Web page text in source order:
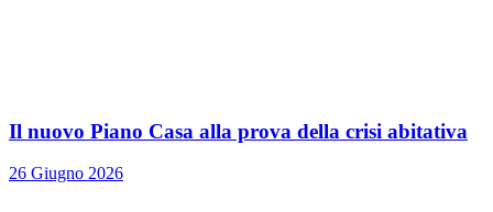
Il nuovo Piano Casa alla prova della crisi abitativa
26 Giugno 2026